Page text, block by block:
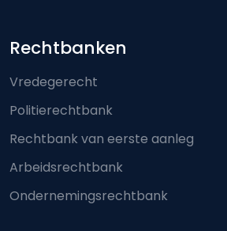
Footer-menu
Rechtbanken
Vredegerecht
Politierechtbank
Rechtbank van eerste aanleg
Arbeidsrechtbank
Ondernemingsrechtbank